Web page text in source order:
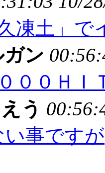
凍土」
ン
００Ｈ
えう
事ですが